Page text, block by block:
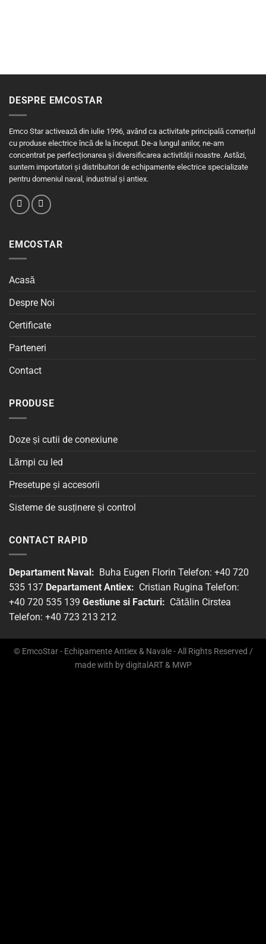
DESPRE EMCOSTAR
Emco Star activează din iulie 1996, având ca activitate principală comerțul
cu produse electrice încă de la început. De-a lungul anilor, ne-am
concentrat pe perfecționarea și diversificarea activității noastre. Astăzi,
suntem importatori și distribuitori de echipamente electrice specializate
pentru domeniul naval, industrial și antiex.
EMCOSTAR
Acasă
Despre Noi
Certificate
Parteneri
Contact
PRODUSE
Doze și cutii de conexiune
Lămpi cu led
Presetupe și accesorii
Sisteme de susținere și control
CONTACT RAPID
Departament Naval: Buha Eugen Florin Telefon: +40 720
535 137 Departament Antiex: Cristian Rugina Telefon:
+40 720 535 139 Gestiune si Facturi: Cătălin Cirstea
Telefon: +40 723 213 212
© EmcoStar - Echipamente Antiex & Navale - All Rights Reserved /
made with bydigitalART& MWP